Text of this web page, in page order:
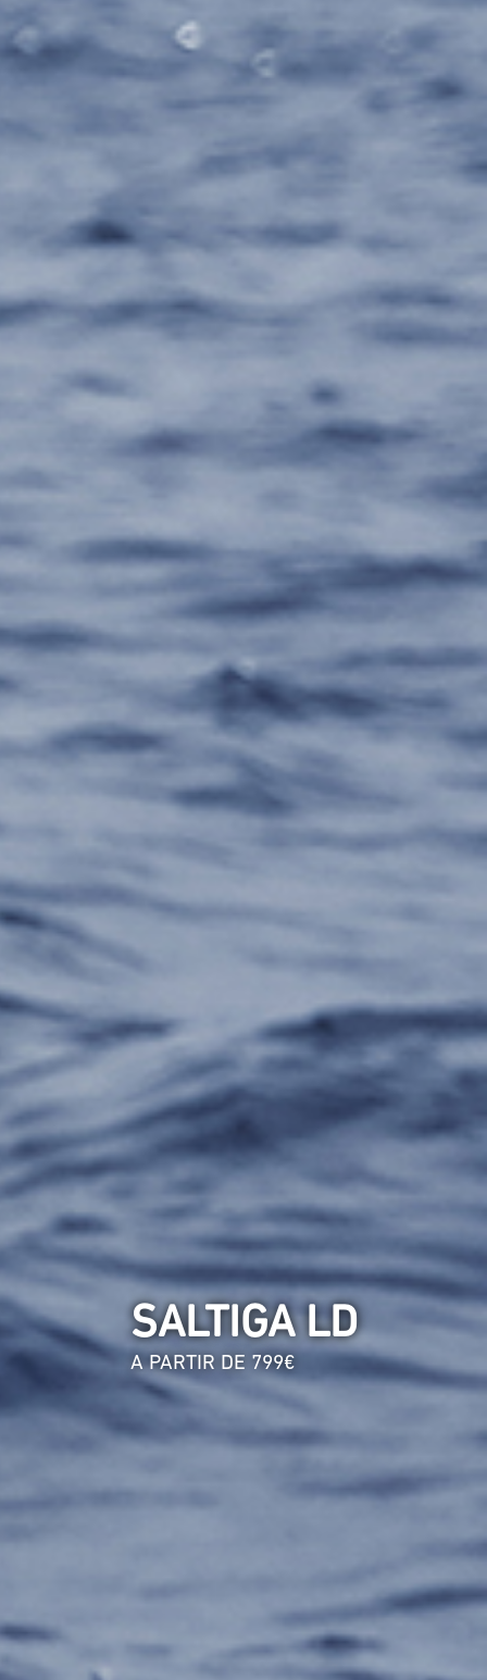
SALTIGA LD
A PARTIR DE 799€